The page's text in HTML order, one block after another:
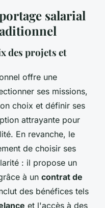
salarial
des projets et
offre une
ses missions,
choix et définir ses
attrayante pour
En revanche, le
de choisir ses
: il propose un
à un contrat de
des bénéfices tels
et l'accès à des